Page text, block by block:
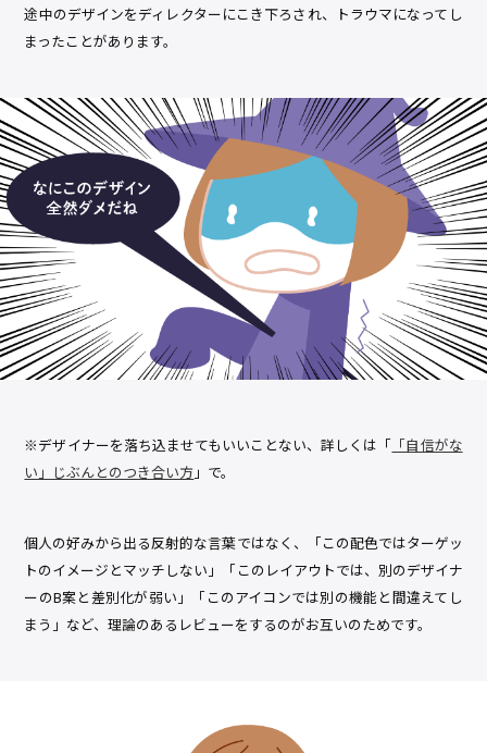
途中のデザインをディレクターにこき下ろされ、トラウマになってし
まったことがあります。
※デザイナーを落ち込ませてもいいことない、詳しくは「 「自信がな
い」じぶんとのつき合い方 」で。
個人の好みから出る反射的な言葉ではなく、「この配色ではターゲッ
トのイメージとマッチしない」「このレイアウトでは、別のデザイナ
ーのB案と差別化が弱い」「このアイコンでは別の機能と間違えてし
まう」など、理論のあるレビューをするのがお互いのためです。